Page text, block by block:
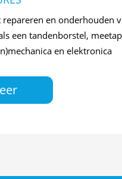
en onderhouden
een tandenborstel,
en elektronica